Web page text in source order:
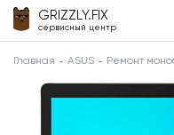
GRIZZLY.FIX
сервисный центр
Главная ASUS Ремонт